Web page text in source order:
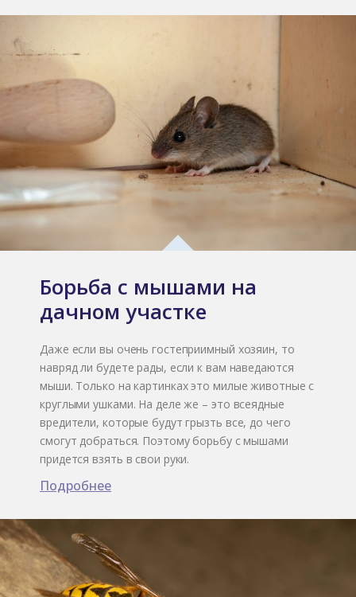
Борьба с мышами на
дачном участке
Даже если вы очень гостеприимный хозяин, то
навряд ли будете рады, если к вам наведаются
мыши. Только на картинках это милые животные с
круглыми ушками. На деле же – это всеядные
вредители, которые будут грызть все, до чего
смогут добраться. Поэтому борьбу с мышами
придется взять в свои руки.
Подробнее